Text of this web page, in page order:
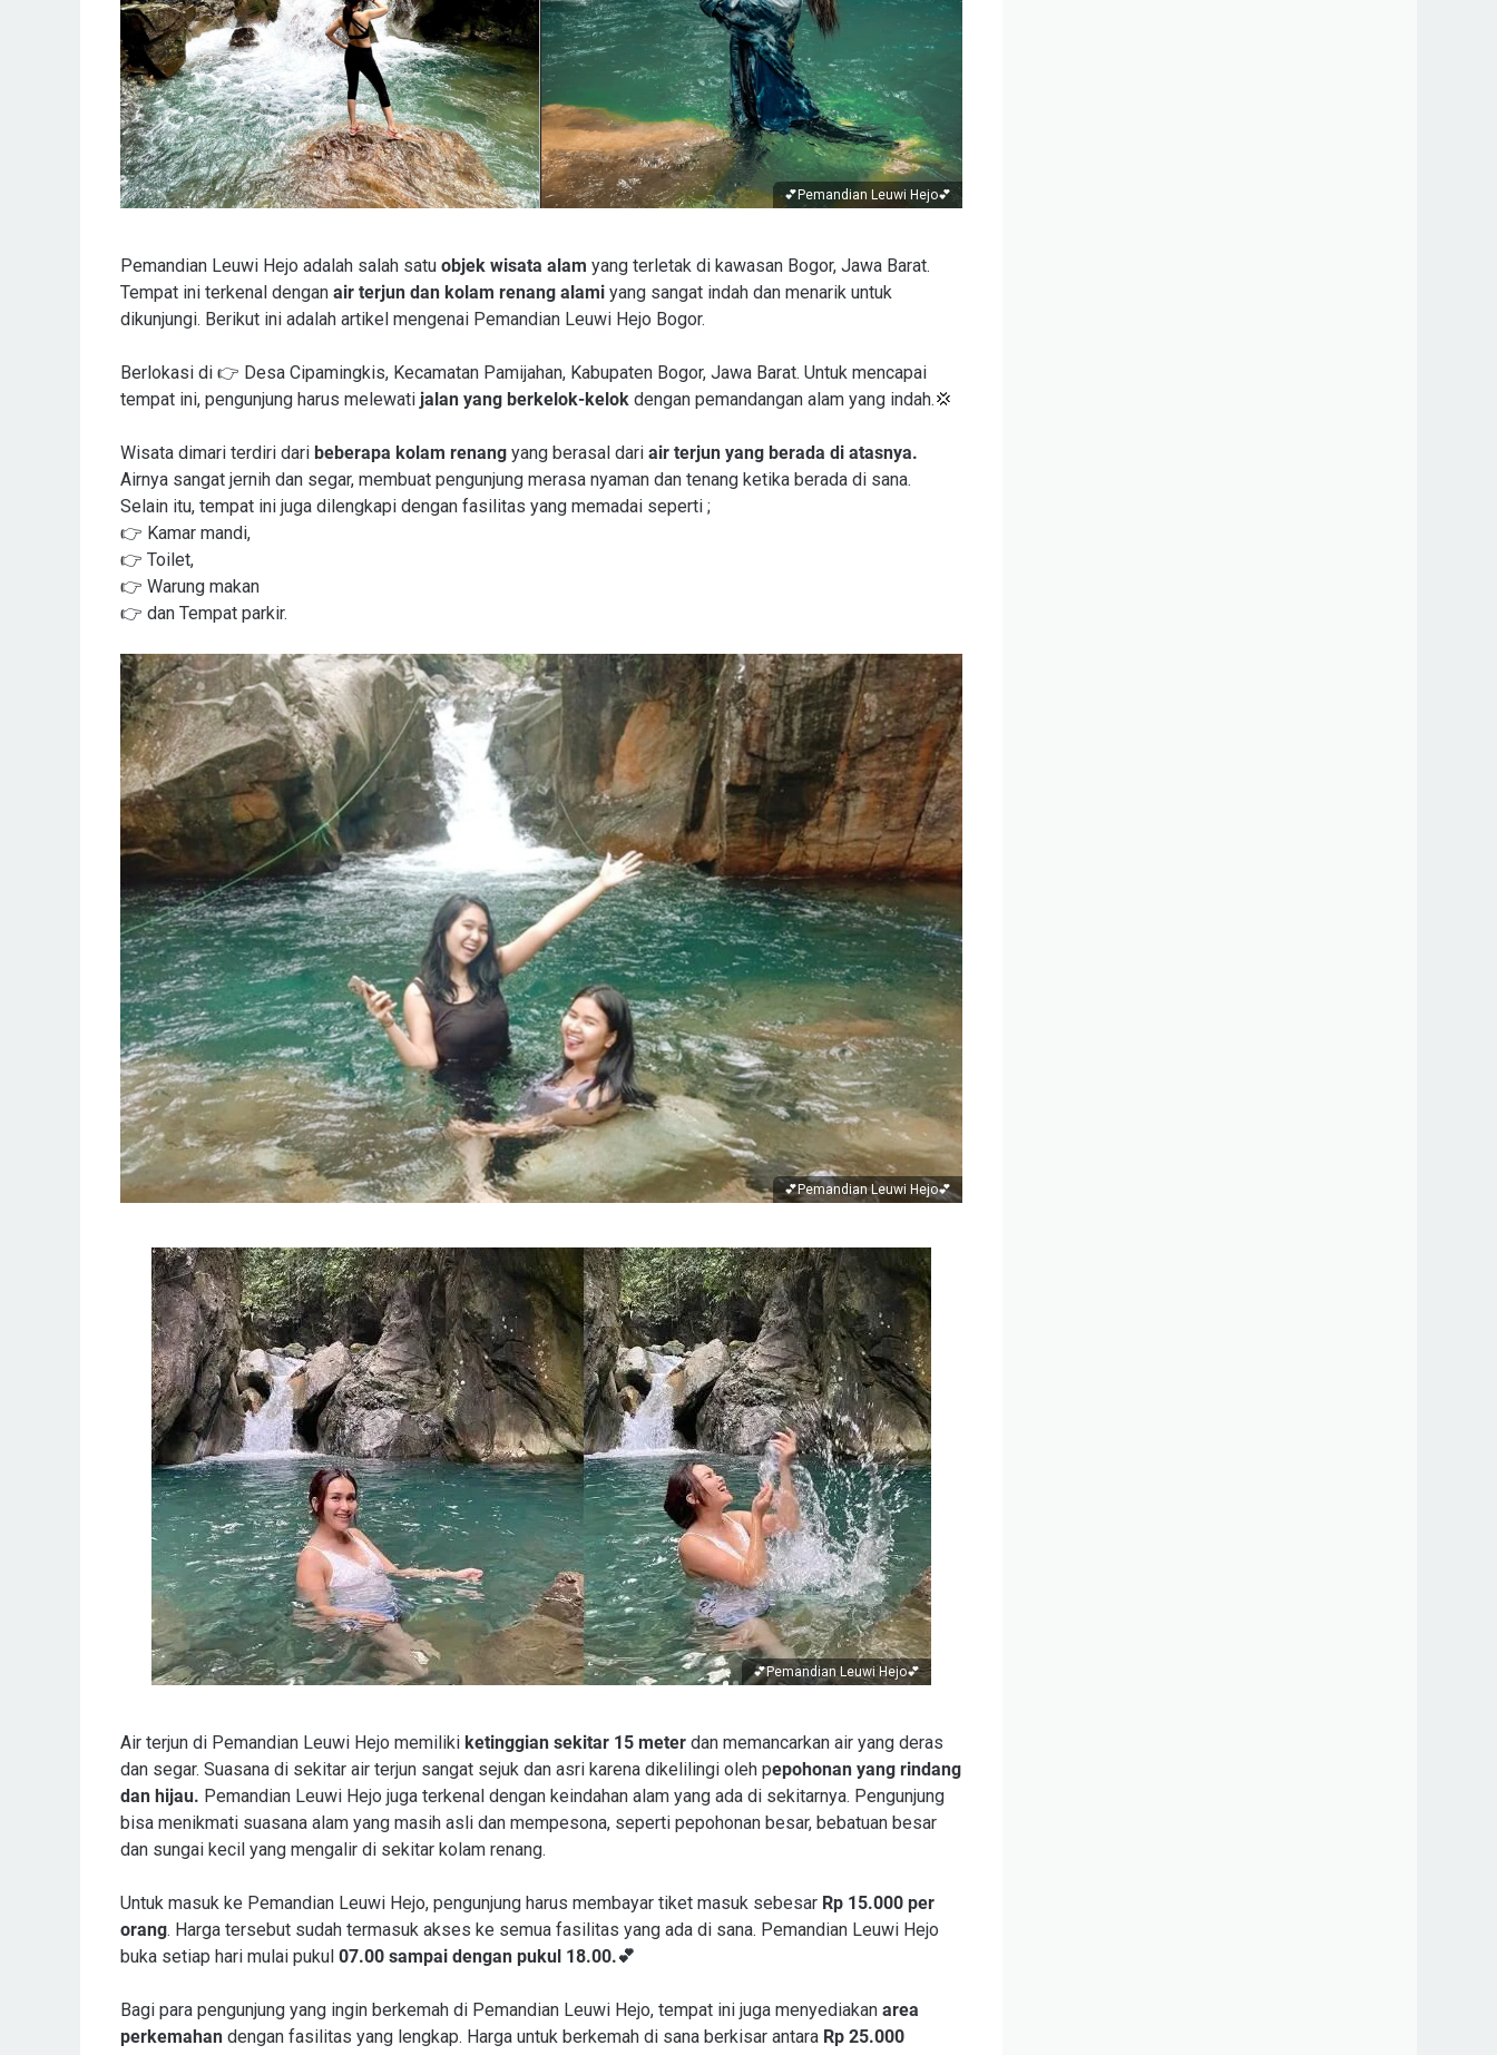
💕Pemandian Leuwi Hejo💕
Pemandian Leuwi Hejo adalah salah satu objek wisata alam yang terletak di kawasan Bogor, Jawa Barat.
Tempat ini terkenal dengan air terjun dan kolam renang alami yang sangat indah dan menarik untuk
dikunjungi. Berikut ini adalah artikel mengenai Pemandian Leuwi Hejo Bogor.
Berlokasi di 👉 Desa Cipamingkis, Kecamatan Pamijahan, Kabupaten Bogor, Jawa Barat. Untuk mencapai
tempat ini, pengunjung harus melewati jalan yang berkelok-kelok dengan pemandangan alam yang indah.💢
Wisata dimari terdiri dari beberapa kolam renang yang berasal dari air terjun yang berada di atasnya.
Airnya sangat jernih dan segar, membuat pengunjung merasa nyaman dan tenang ketika berada di sana.
Selain itu, tempat ini juga dilengkapi dengan fasilitas yang memadai seperti ;
👉 Kamar mandi,
👉 Toilet,
👉 Warung makan
👉 dan Tempat parkir.
💕Pemandian Leuwi Hejo💕
💕Pemandian Leuwi Hejo💕
Air terjun di Pemandian Leuwi Hejo memiliki ketinggian sekitar 15 meter dan memancarkan air yang deras
dan segar. Suasana di sekitar air terjun sangat sejuk dan asri karena dikelilingi oleh pepohonan yang rindang
dan hijau. Pemandian Leuwi Hejo juga terkenal dengan keindahan alam yang ada di sekitarnya. Pengunjung
bisa menikmati suasana alam yang masih asli dan mempesona, seperti pepohonan besar, bebatuan besar
dan sungai kecil yang mengalir di sekitar kolam renang.
Untuk masuk ke Pemandian Leuwi Hejo, pengunjung harus membayar tiket masuk sebesar Rp 15.000 per
orang. Harga tersebut sudah termasuk akses ke semua fasilitas yang ada di sana. Pemandian Leuwi Hejo
buka setiap hari mulai pukul 07.00 sampai dengan pukul 18.00.💕
Bagi para pengunjung yang ingin berkemah di Pemandian Leuwi Hejo, tempat ini juga menyediakan area
perkemahan dengan fasilitas yang lengkap. Harga untuk berkemah di sana berkisar antara Rp 25.000